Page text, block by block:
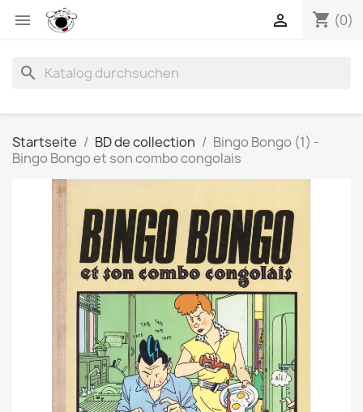
 shopping_cart (0)

search
Startseite BD de collection
Bingo Bongo (1) -
Bingo Bongo et son combo congolais